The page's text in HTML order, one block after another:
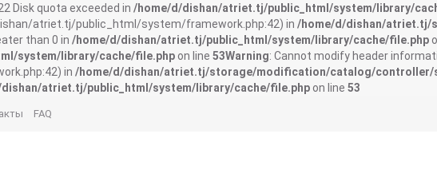
Disk quota exceeded in /home/d/dishan/atriet.tj/public_html/system/library/
atriet.tj/public_html/system/framework.php:42) in /home/d/dishan/
than 0 in /home/d/dishan/atriet.tj/public_html/system/library/cache/file.php
system/library/cache/file.php on line 53Warning: Cannot modify header
in /home/d/dishan/atriet.tj/storage/modification/catalog/controller/
atriet.tj/public_html/system/library/cache/file.php on line 53
FAQ